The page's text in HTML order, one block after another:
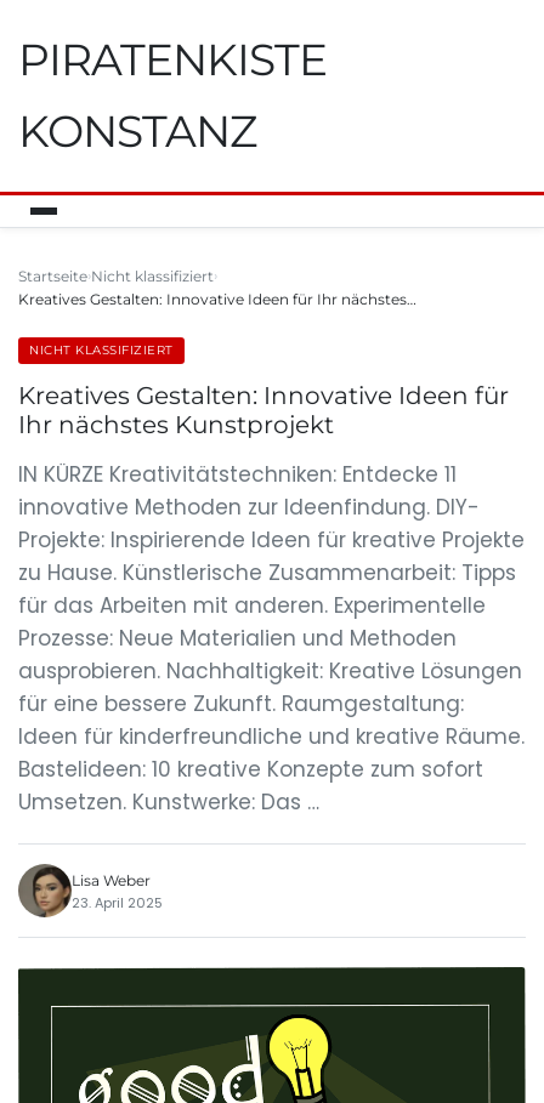
PIRATENKISTE
KONSTANZ
Startseite Nicht klassifiziert
Kreatives Gestalten: Innovative Ideen für Ihr nächstes…
NICHT KLASSIFIZIERT
Kreatives Gestalten: Innovative Ideen für
Ihr nächstes Kunstprojekt
IN KÜRZE Kreativitätstechniken: Entdecke 11
innovative Methoden zur Ideenfindung. DIY-
Projekte: Inspirierende Ideen für kreative Projekte
zu Hause. Künstlerische Zusammenarbeit: Tipps
für das Arbeiten mit anderen. Experimentelle
Prozesse: Neue Materialien und Methoden
ausprobieren. Nachhaltigkeit: Kreative Lösungen
für eine bessere Zukunft. Raumgestaltung:
Ideen für kinderfreundliche und kreative Räume.
Bastelideen: 10 kreative Konzepte zum sofort
Umsetzen. Kunstwerke: Das …
Lisa Weber
23. April 2025